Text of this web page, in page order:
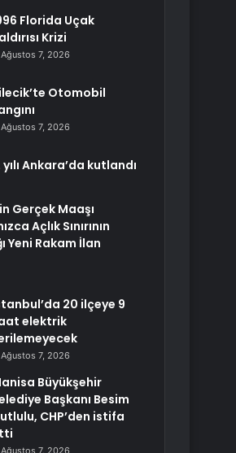
Florida Uçak
Krizi
Ağustos 7, 2026
Otomobil
Ağustos 7, 2026
Ankara’da kutlandı
Gerçek Maaşı
Açlık Sınırının
Yeni Rakam İlan
20 ilçeye 9
elektrik
Ağustos 7, 2026
Büyükşehir
Başkanı Besim
CHP’den istifa
Ağustos 7, 2026